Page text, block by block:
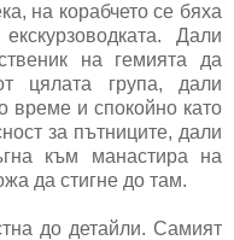
на корабчето се бяха
Дали
на гемията да
цялата група, дали
време и спокойно като
за пътниците, дали
към манастира на
да стигне до там.
до детайли. Самият